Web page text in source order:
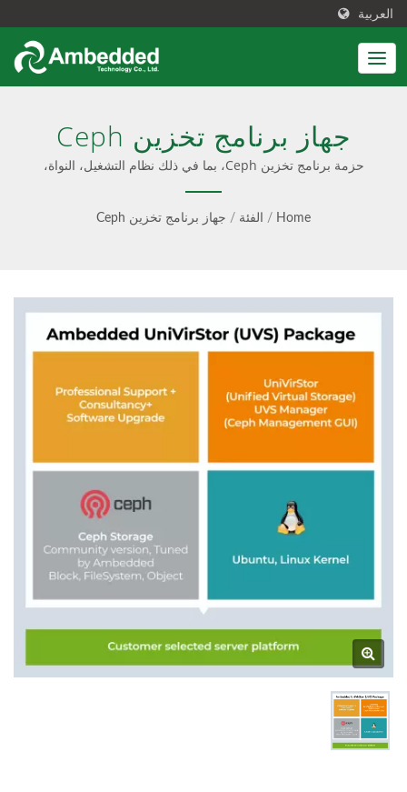
العربية
جهاز برنامج تخزين Ceph
حزمة برنامج تخزين Ceph، بما في ذلك نظام التشغيل، النواة،
تخزين Ceph، إدارة واجهة المستخدم الرسومية للمجموعة، دعم
مع تثبيت سهل، برمجيات مُعدة مسبقًا، وواجهة مستخدم سهلة
بالكامل.
Home
/ الفئة / جهاز برنامج تخزين Ceph